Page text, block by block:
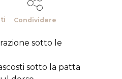
Condividere
sotto le
sotto la patta